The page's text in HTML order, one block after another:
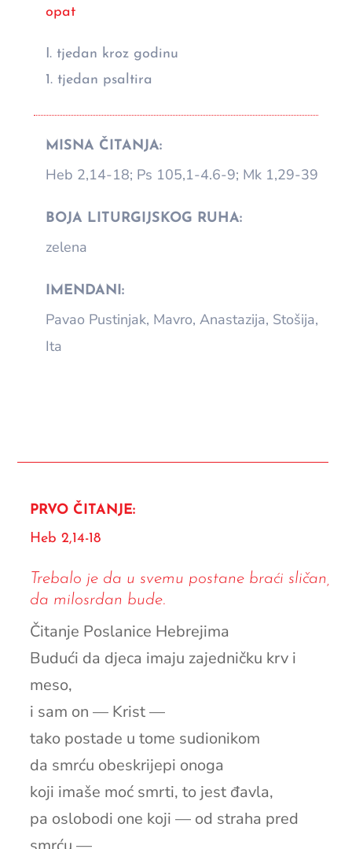
opat
I. tjedan kroz godinu
1. tjedan psaltira
MISNA ČITANJA:
Heb 2,14-18; Ps 105,1-4.6-9; Mk 1,29-39
BOJA LITURGIJSKOG RUHA:
zelena
IMENDANI:
Pavao Pustinjak, Mavro, Anastazija, Stošija,
Ita
PRVO ČITANJE:
Heb 2,14-18
Trebalo je da u svemu postane braći sličan,
da milosrdan bude.
Čitanje Poslanice Hebrejima
Budući da djeca imaju zajedničku krv i
meso,
i sam on — Krist —
tako postade u tome sudionikom
da smrću obeskrijepi onoga
koji imaše moć smrti, to jest đavla,
pa oslobodi one koji — od straha pred